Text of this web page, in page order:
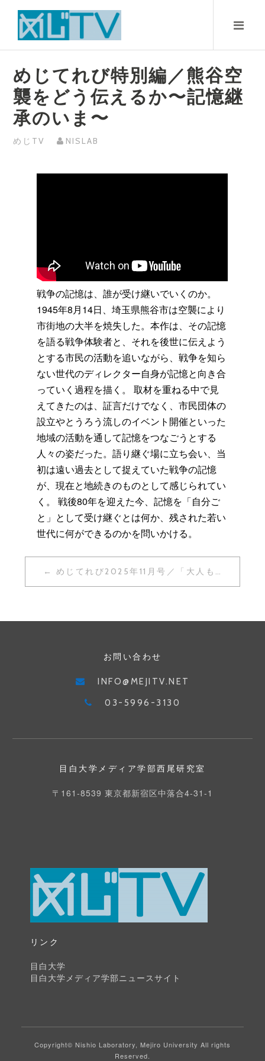
Skip
content
めじてれび特別編／熊谷空
襲をどう伝えるか〜記憶継
承のいま〜
めじTV NISLAB
戦争の記憶は、誰が受け継いでいくのか。
1945年8月14日、埼玉県熊谷市は空襲により
市街地の大半を焼失した。本作は、その記憶
を語る戦争体験者と、それを後世に伝えよう
とする市民の活動を追いながら、戦争を知ら
ない世代のディレクター自身が記憶と向き合
っていく過程を描く。 取材を重ねる中で見
えてきたのは、証言だけでなく、市民団体の
設立やとうろう流しのイベント開催といった
地域の活動を通して記憶をつなごうとする
人々の姿だった。語り継ぐ場に立ち会い、当
初は遠い過去として捉えていた戦争の記憶
が、現在と地続きのものとして感じられてい
く。 戦後80年を迎えた今、記憶を「自分ご
と」として受け継ぐとは何か、残された若い
世代に何ができるのかを問いかける。
稿
めじてれび2025年11月号／「大人もハマるカプセルトイ〜尖った商品に込められた想い〜」・「初心者必見！サウナのすゝめ」
お問い合わせ
INFO@MEJITV.NET
03-5996-3130
目白大学メディア学部西尾研究室
〒161-8539 東京都新宿区中落合4-31-1
リンク
目白大学
目白大学メディア学部ニュースサイト
Copyright© Nishio Laboratory, Mejiro University All rights
Reserved.